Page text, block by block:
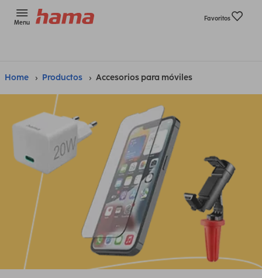
Menu
Favoritos
Home Productos Accesorios para móviles